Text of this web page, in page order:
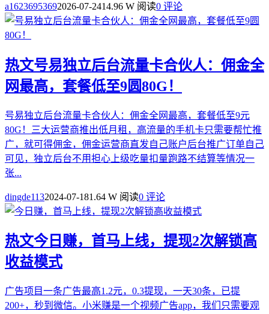
a16236953692026-07-2414.96 W 阅读0 评论
热文号易独立后台流量卡合伙人：佣金全
网最高，套餐低至9圆80G！
号易独立后台流量卡合伙人：佣金全网最高，套餐低至9元
80G！三大运营商推出低月租，高流量的手机卡只需要帮忙推
广，就可得佣金，佣金运营商直发自己账户后台推广订单自己
可见，独立后台不用担心上级吃量扣量跑路不结算等情况一
张...
dingde1132024-07-181.64 W 阅读0 评论
热文今日赚，首马上线，提现2次解锁高
收益模式
广告项目一条广告最高1.2元，0.3提现，一天30条，已提
200+，秒到微信。小米赚是一个视频广告app，我们只需要观